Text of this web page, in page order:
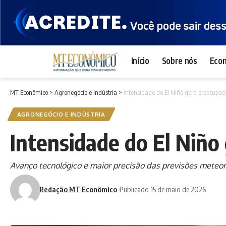
Início Sobre nós
MT Econômico > Agronegócio e Indústria > Intensidade do El Niño gera
AGRONEGÓCIO E INDÚSTRIA
Intensidade do El
Avanço tecnológico e maior precisão das previsões
Redação MT Econômico Publicado 15 de maio de 2026